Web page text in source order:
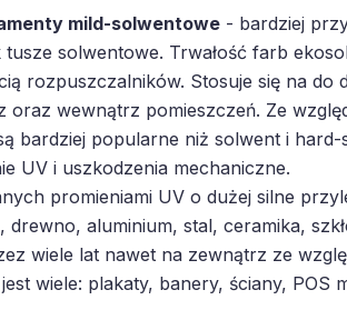
mild-solwentowe- bardziej
solwentowe. Trwałość farb
rozpuszczalników. Stosuje się na
wewnątrz pomieszczeń. Ze
bardziej popularne niż solwent i
UV i uszkodzenia mechaniczne.
promieniami UV o dużej silne
aluminium, stal, ceramika,
wiele lat nawet na zewnątrz ze
wiele: plakaty, banery, ściany, POS